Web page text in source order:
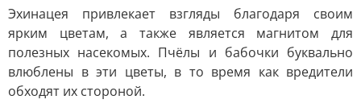
Эхинацея привлекает взгляды благодаря своим
ярким цветам, а также является магнитом для
полезных насекомых. Пчёлы и бабочки буквально
влюблены в эти цветы, в то время как вредители
обходят их стороной.